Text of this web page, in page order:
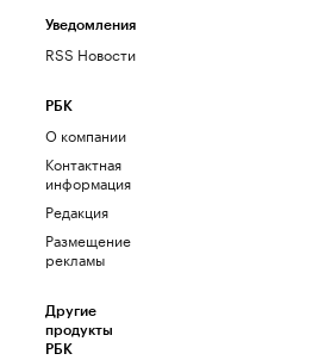
Уведомления
RSS Новости
РБК
О компании
Контактная
информация
Редакция
Размещение
рекламы
Другие
продукты
РБК